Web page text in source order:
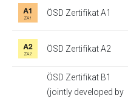
ÖSD Zertifikat A1
ÖSD Zertifikat A2
ÖSD Zertifikat B1
(jointly developed by